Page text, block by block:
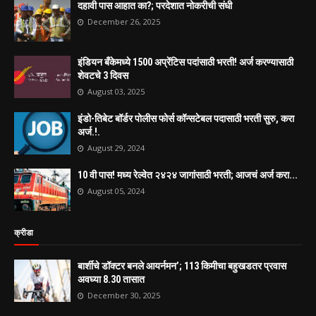
दहावी पास आहात का?; परदेशात नोकरीची संधी
December 26, 2025
इंडियन बँकेमध्ये 1500 अप्रेंटिस पदांसाठी भरती! अर्ज करण्यासाठी
शेवटचे 3 दिवस
August 03, 2025
इंडो-तिबेट बॉर्डर पोलीस फोर्स कॉन्सटेबल पदासाठी भरती सुरु, करा
अर्ज.!.
August 29, 2024
10 वी पास! मध्य रेल्वेत २४२४ जागांसाठी भरती; आजचं अर्ज करा...
August 05, 2024
क्रीडा
बार्शीचे डॉक्टर बनले आयर्नमन’; 113 किमीचा बहुखडतर प्रवास
अवघ्या 8.30 तासात
December 30, 2025